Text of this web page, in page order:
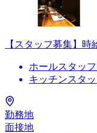
【スタッフ募集】
ホールスタッフ
キッチンスタ
勤務地
面接地